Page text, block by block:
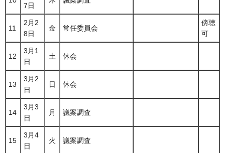
7日
11
2月2
8日
金 常任委員会
傍聴
可
12
3月1
日
土 休会
13
3月2
日
日 休会
14
3月3
日
月 議案調査
15
3月4
日
火 議案調査